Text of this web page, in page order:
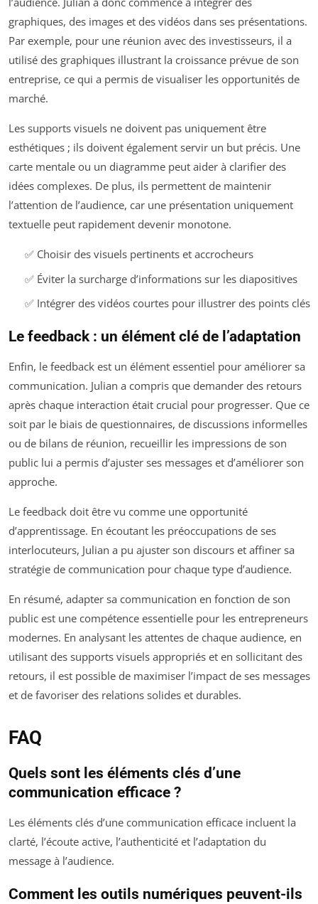
graphiques, des images et des vidéos dans ses présentations.
Par exemple, pour une réunion avec des investisseurs, il a
utilisé des graphiques illustrant la croissance prévue de son
entreprise, ce qui a permis de visualiser les opportunités de
marché.
Les supports visuels ne doivent pas uniquement être
esthétiques ; ils doivent également servir un but précis. Une
carte mentale ou un diagramme peut aider à clarifier des
idées complexes. De plus, ils permettent de maintenir
l’attention de l’audience, car une présentation uniquement
textuelle peut rapidement devenir monotone.
✅ Choisir des visuels pertinents et accrocheurs
✅ Éviter la surcharge d’informations sur les diapositives
✅ Intégrer des vidéos courtes pour illustrer des points clés
Le feedback : un élément clé de l’adaptation
Enfin, le feedback est un élément essentiel pour améliorer sa
communication. Julian a compris que demander des retours
après chaque interaction était crucial pour progresser. Que ce
soit par le biais de questionnaires, de discussions informelles
ou de bilans de réunion, recueillir les impressions de son
public lui a permis d’ajuster ses messages et d’améliorer son
approche.
Le feedback doit être vu comme une opportunité
d’apprentissage. En écoutant les préoccupations de ses
interlocuteurs, Julian a pu ajuster son discours et affiner sa
stratégie de communication pour chaque type d’audience.
En résumé, adapter sa communication en fonction de son
public est une compétence essentielle pour les entrepreneurs
modernes. En analysant les attentes de chaque audience, en
utilisant des supports visuels appropriés et en sollicitant des
retours, il est possible de maximiser l’impact de ses messages
et de favoriser des relations solides et durables.
FAQ
Quels sont les éléments clés d’une
communication efficace ?
Les éléments clés d’une communication efficace incluent la
clarté, l’écoute active, l’authenticité et l’adaptation du
message à l’audience.
Comment les outils numériques peuvent-ils